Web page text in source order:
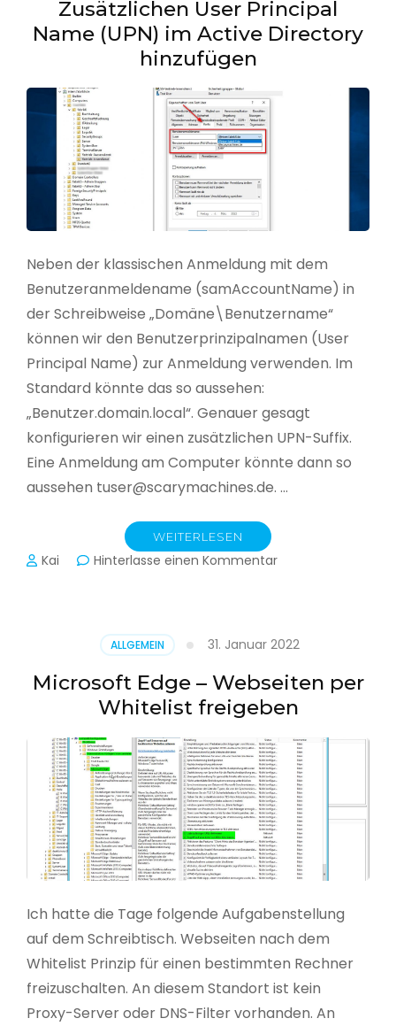
Zusätzlichen User Principal
Name (UPN) im Active Directory
hinzufügen
Neben der klassischen Anmeldung mit dem
Benutzeranmeldename (samAccountName) in
der Schreibweise „Domäne\Benutzername“
können wir den Benutzerprinzipalnamen (User
Principal Name) zur Anmeldung verwenden. Im
Standard könnte das so aussehen:
„Benutzer.domain.local“. Genauer gesagt
konfigurieren wir einen zusätzlichen UPN-Suffix.
Eine Anmeldung am Computer könnte dann so
aussehen tuser@scarymachines.de. …
WEITERLESEN
Kai Hinterlasse einen Kommentarzu
(UPN)
im
Active
Directory
ALLGEMEIN 31. Januar 2022
Microsoft Edge – Webseiten per
Whitelist freigeben
Ich hatte die Tage folgende Aufgabenstellung
auf dem Schreibtisch. Webseiten nach dem
Whitelist Prinzip für einen bestimmten Rechner
freizuschalten. An diesem Standort ist kein
Proxy-Server oder DNS-Filter vorhanden. An